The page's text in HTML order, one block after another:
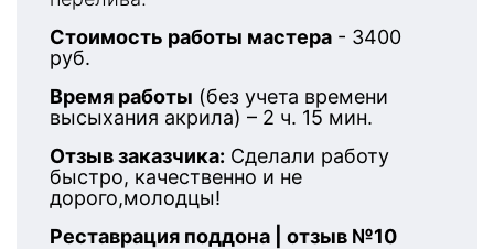
Стоимость работы мастера - 3400
руб.
Время работы (без учета времени
высыхания акрила) – 2 ч. 15 мин.
Отзыв заказчика: Сделали работу
быстро, качественно и не
дорого,молодцы!
Реставрация поддона | отзыв №10